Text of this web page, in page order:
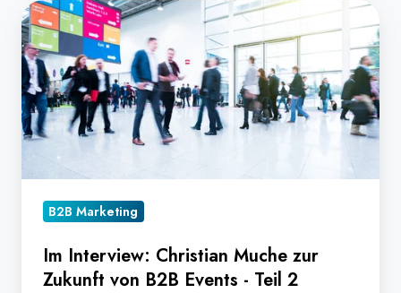
Im
Interview:
Christian
Muche
zur
Zukunft
Events
Teil
B2B Marketing
Im Interview: Christian Muche zur
Zukunft von B2B Events - Teil 2